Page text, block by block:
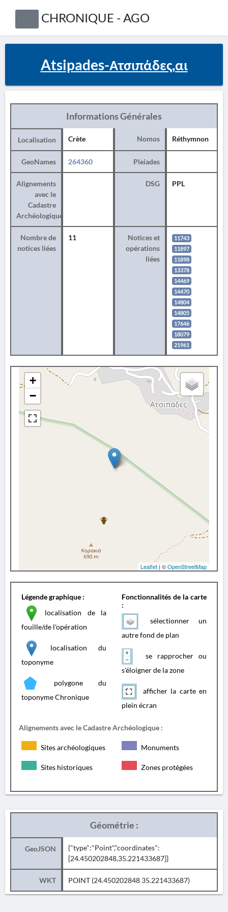
CHRONIQUE - AGO
Atsipades-Ατσιπάδες,αι
Informations Générales
Localisation Crète Nomos Réthymnon
GeoNames 264360 Pleiades
Alignements
avec le
Cadastre
Archéologique
DSG PPL
Nombre de
notices liées
11
Notices et
opérations
liées
11743
11897
11898
13378
14469
14470
14804
14805
17646
18079
21961
+
−
Leaflet | ©OpenStreetMap
Légende graphique :
localisation de la
fouille/de l'opération
localisation du
toponyme
polygone du
toponyme Chronique
Fonctionnalités de la carte
:
sélectionner un
autre fond de plan
se rapprocher ou
s'éloigner de la zone
afficher la carte en
plein écran
Alignements avec le Cadastre Archéologique :
Sites archéologiques Monuments
Sites historiques Zones protégées
Géométrie :
GeoJSON
{"type":"Point","coordinates":
[24.450202848,35.221433687]}
WKT POINT (24.450202848 35.221433687)